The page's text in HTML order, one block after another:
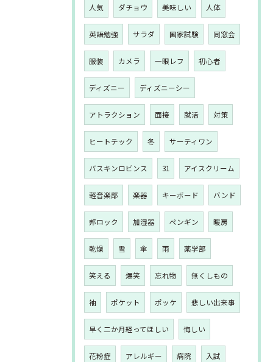
人気 ダチョウ 美味しい 人体
英語勉強 サラダ 国家試験 同窓会
服装 カメラ 一眼レフ 初心者
ディズニー ディズニーシー
アトラクション 面接 就活 対策
ヒートテック 冬 サーティワン
バスキンロビンス 31 アイスクリーム
軽音楽部 楽器 キーボード バンド
邦ロック 加湿器 ペンギン 暖房
乾燥 雪 傘 雨 薬学部
笑える 爆笑 忘れ物 無くしもの
袖 ポケット ポッケ 悲しい出来事
早く二か月経ってほしい 悔しい
花粉症 アレルギー 病院 入試